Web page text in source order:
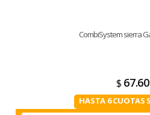
CombiSystem sierra
$
HASTA 6 CUOTAS